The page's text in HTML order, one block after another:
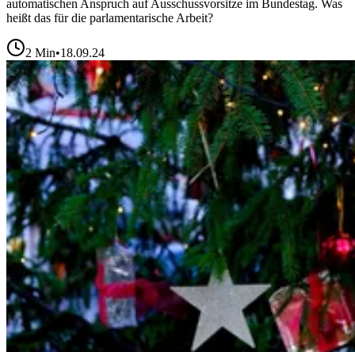
automatischen Anspruch auf Ausschussvorsitze im Bundestag. Was
heißt das für die parlamentarische Arbeit?
2 Min•18.09.24